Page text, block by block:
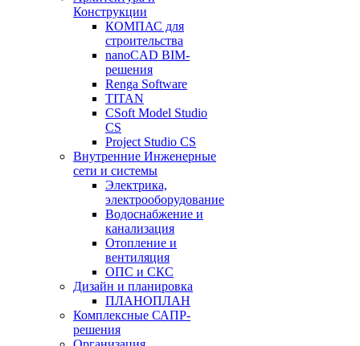
Конструкции
КОМПАС для
строительства
nanoCAD BIM-
решения
Renga Software
TITAN
CSoft Model Studio
CS
Project Studio CS
Внутренние Инженерные
сети и системы
Электрика,
электрооборудование
Водоснабжение и
канализация
Отопление и
вентиляция
ОПС и СКС
Дизайн и планировка
ПЛАНОПЛАН
Комплексные САПР-
решения